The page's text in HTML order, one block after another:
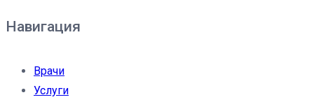
Навигация
Врачи
Услуги